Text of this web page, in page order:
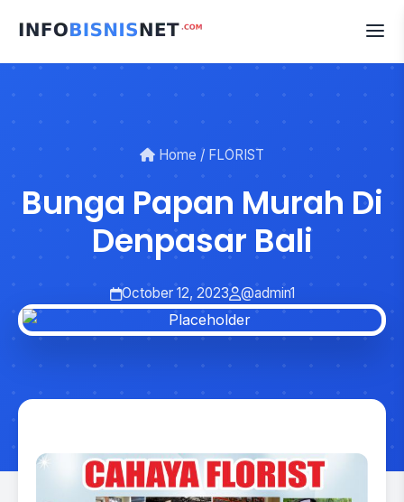
Home / FLORIST
Bunga Papan Murah Di
Denpasar Bali
October 12, 2023 @admin1